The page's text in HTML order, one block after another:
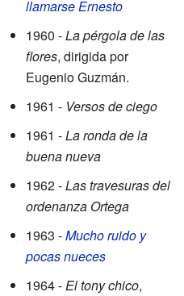
llamarse Ernesto
1960 -La pérgola de las
flores, dirigida por
Eugenio Guzmán.
1961 - Versos de ciego
1961 -La ronda de la
buena nueva
1962 -Las travesuras del
ordenanza Ortega
1963 -Mucho ruido y
pocas nueces
1964 -El tony chico,